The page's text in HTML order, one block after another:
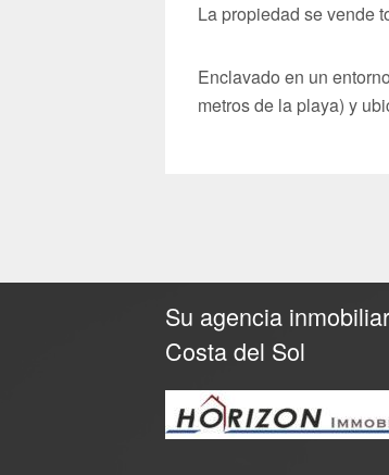
La propiedad se vende
Enclavado en un
metros de la playa) y
Su agencia
Costa del Sol